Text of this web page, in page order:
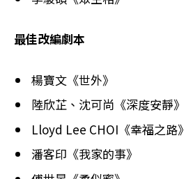
最佳改編劇本
楊寶文《世外》
陸欣芷、沈可尚《深度安靜》
Lloyd Lee CHOI《幸福之路》
潘客印《我家的事》